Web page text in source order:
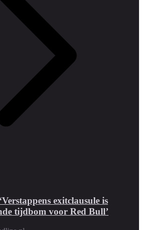
exitclausule is
tijdbom voor Red Bull’